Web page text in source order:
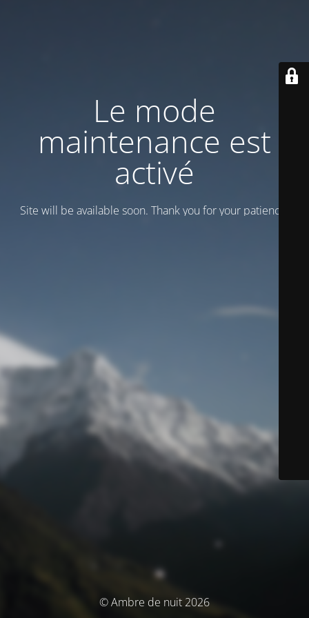
Le mode
maintenance est
activé
Site will be available soon. Thank you for your patience!
© Ambre de nuit 2026